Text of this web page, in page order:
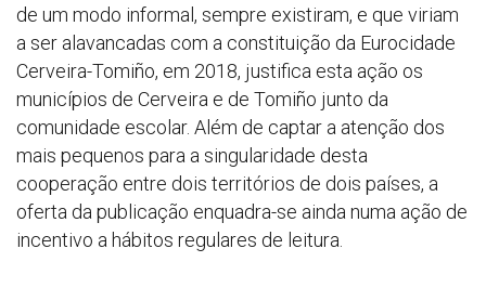
de um modo informal, sempre existiram, e que viriam
a ser alavancadas com a constituição da Eurocidade
Cerveira-Tomiño, em 2018, justifica esta ação os
municípios de Cerveira e de Tomiño junto da
comunidade escolar. Além de captar a atenção dos
mais pequenos para a singularidade desta
cooperação entre dois territórios de dois países, a
oferta da publicação enquadra-se ainda numa ação de
incentivo a hábitos regulares de leitura.